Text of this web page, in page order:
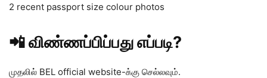
2 recent passport size colour photos
📲 விண்ணப்பிப்பது எப்படி?
முதலில் BEL official website-க்கு செல்லவும்.